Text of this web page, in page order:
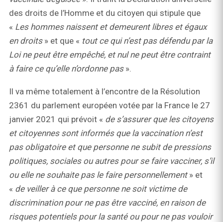
des droits de l’Homme et du citoyen qui stipule que
« Les hommes naissent et demeurent libres et égaux
en droits» et que « tout ce qui n’est pas défendu par la
Loi ne peut être empêché, et nul ne peut être contraint
à faire ce qu’elle n’ordonne pas».
Il va même totalement à l’encontre de la Résolution
2361 du parlement européen votée par la France le 27
janvier 2021 qui prévoit « de s’assurer que les citoyens
et citoyennes sont informés que la vaccination n’est
pas obligatoire et que personne ne subit de pressions
politiques, sociales ou autres pour se faire vacciner, s’il
ou elle ne souhaite pas le faire personnellement» et
« de veiller à ce que personne ne soit victime de
discrimination pour ne pas être vacciné, en raison de
risques potentiels pour la santé ou pour ne pas vouloir